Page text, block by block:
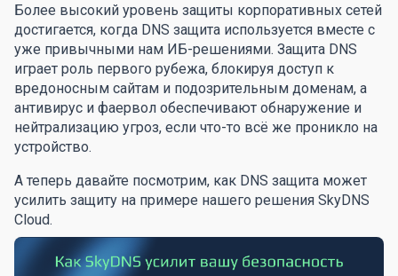
Более высокий уровень защиты корпоративных сетей
достигается, когда DNS защита используется вместе с
уже привычными нам ИБ-решениями. Защита DNS
играет роль первого рубежа, блокируя доступ к
вредоносным сайтам и подозрительным доменам, а
антивирус и фаервол обеспечивают обнаружение и
нейтрализацию угроз, если что-то всё же проникло на
устройство.
А теперь давайте посмотрим, как DNS защита может
усилить защиту на примере нашего решения SkyDNS
Cloud.